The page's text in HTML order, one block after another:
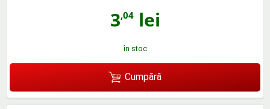
3,04lei
în stoc
Cumpără